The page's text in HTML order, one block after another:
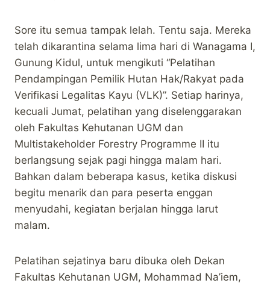
Sore itu semua tampak lelah. Tentu saja. Mereka
telah dikarantina selama lima hari di Wanagama I,
Gunung Kidul, untuk mengikuti “Pelatihan
Pendampingan Pemilik Hutan Hak/Rakyat pada
Verifikasi Legalitas Kayu (VLK)”. Setiap harinya,
kecuali Jumat, pelatihan yang diselenggarakan
oleh Fakultas Kehutanan UGM dan
Multistakeholder Forestry Programme II itu
berlangsung sejak pagi hingga malam hari.
Bahkan dalam beberapa kasus, ketika diskusi
begitu menarik dan para peserta enggan
menyudahi, kegiatan berjalan hingga larut
malam.
Pelatihan sejatinya baru dibuka oleh Dekan
Fakultas Kehutanan UGM, Mohammad Na’iem,